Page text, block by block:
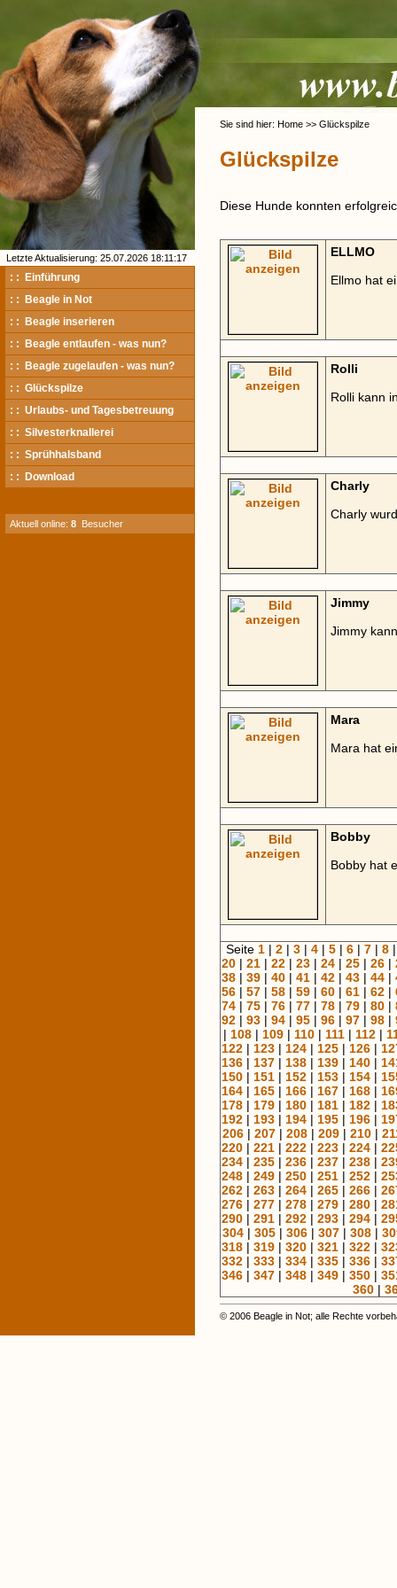
Letzte Aktualisierung: 25.07.2026 18:11:17
: : Einführung
: : Beagle in Not
: : Beagle inserieren
: : Beagle entlaufen - was nun?
: : Beagle zugelaufen - was nun?
: : Glückspilze
: : Urlaubs- und Tagesbetreuung
: : Silvesterknallerei
: : Sprühhalsband
: : Download
Aktuell online: 8 Besucher
Sie sind hier: Home >> Glückspilze
Glückspilze
Diese Hunde konnten
ELLMO
Ellmo hat
Rolli
Rolli kann
Charly
Charly
Jimmy
Jimmy
Mara
Mara hat
Bobby
Bobby hat
Seite 1| 2| 3| 4| 5| 6| 7| 8
20 | 21 | 22 | 23 | 24 | 25 | 26 |
38 | 39 | 40 | 41 | 42 | 43 | 44 |
56 | 57 | 58 | 59 | 60 | 61 | 62 |
74 | 75 | 76 | 77 | 78 | 79 | 80 |
92 | 93 | 94 | 95 | 96 | 97 | 98 |
| 108| 109| 110| 111| 112|
122 | 123 | 124 | 125 | 126 |
136 | 137 | 138 | 139 | 140 |
150 | 151 | 152 | 153 | 154 |
164 | 165 | 166 | 167 | 168 |
178 | 179 | 180 | 181 | 182 |
192 | 193 | 194 | 195 | 196 |
206| 207| 208| 209| 210|
220 | 221 | 222 | 223 | 224 |
234 | 235 | 236 | 237 | 238 |
248 | 249 | 250 | 251 | 252 |
262 | 263 | 264 | 265 | 266 |
276 | 277 | 278 | 279 | 280 |
290 | 291 | 292 | 293 | 294 |
304| 305| 306| 307| 308|
318 | 319 | 320 | 321 | 322 |
332 | 333 | 334 | 335 | 336 |
346 | 347 | 348 | 349 | 350 |
360 |
© 2006 Beagle in Not; alle Rechte